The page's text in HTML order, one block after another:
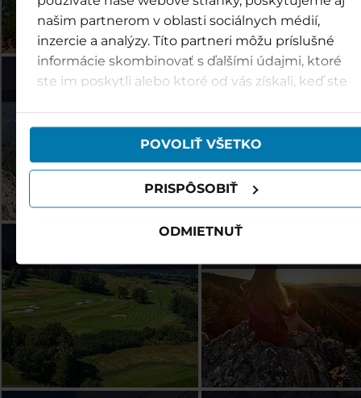
našim partnerom v oblasti sociálnych médií,
inzercie a analýzy. Títo partneri môžu príslušné
informácie skombinovať s ďalšími údajmi, ktoré
ste im poskytli alebo ktoré od vás získali, keď ste
POVOLIŤ VŠETKO
PRISPÔSOBIŤ
ODMIETNUŤ
Špindl (CZ) Ostravice (CZ)